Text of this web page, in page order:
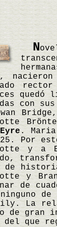
N
con
.
Por
y a
de
y
de
La
de gran
del que